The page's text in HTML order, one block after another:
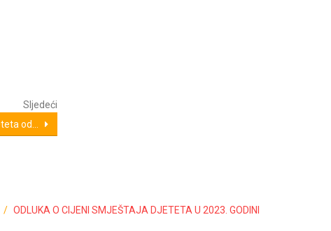
Sljedeći
od...
ODLUKA O CIJENI SMJEŠTAJA DJETETA U 2023. GODINI